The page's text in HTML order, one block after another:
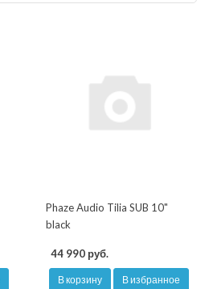
Phaze Audio Tilia SUB 10"
black
44 990 руб.
В корзину В избранное